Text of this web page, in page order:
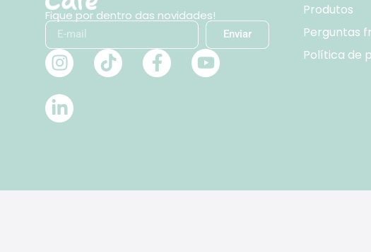
Fique por dentro das novidades!
Enviar
Produtos
Perguntas
Política de